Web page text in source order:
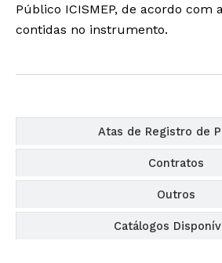
Público ICISMEP, de acordo com
contidas no instrumento.
Atas de Registro de
Contratos
Outros
Catálogos